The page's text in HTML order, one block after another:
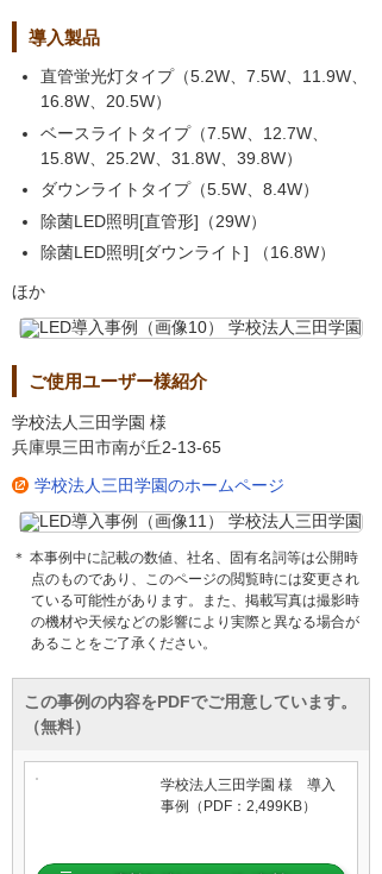
導入製品
直管蛍光灯タイプ（5.2W、7.5W、11.9W、
16.8W、20.5W）
ベースライトタイプ（7.5W、12.7W、
15.8W、25.2W、31.8W、39.8W）
ダウンライトタイプ（5.5W、8.4W）
除菌LED照明[直管形]（29W）
除菌LED照明[ダウンライト] （16.8W）
ほか
ご使用ユーザー様紹介
学校法人三田学園 様
兵庫県三田市南が丘2-13-65
学校法人三田学園のホームページ
＊ 本事例中に記載の数値、社名、固有名詞等は公開時
点のものであり、このページの閲覧時には変更され
ている可能性があります。また、掲載写真は撮影時
の機材や天候などの影響により実際と異なる場合が
あることをご了承ください。
この事例の内容をPDFでご用意しています。
（無料）
学校法人三田学園 様 導入
事例（PDF：2,499KB）